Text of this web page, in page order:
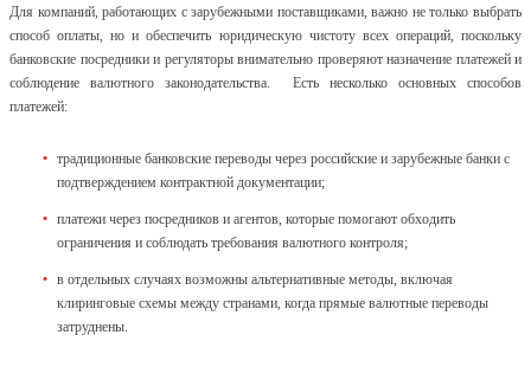
Для компаний, работающих с зарубежными поставщиками, важно не только выбрать
способ оплаты, но и обеспечить юридическую чистоту всех операций, поскольку
банковские посредники и регуляторы внимательно проверяют назначение платежей и
соблюдение валютного законодательства. Есть несколько основных способов
платежей:
традиционные банковские переводы через российские и зарубежные банки с
подтверждением контрактной документации;
платежи через посредников и агентов, которые помогают обходить
ограничения и соблюдать требования валютного контроля;
в отдельных случаях возможны альтернативные методы, включая
клиринговые схемы между странами, когда прямые валютные переводы
затруднены.